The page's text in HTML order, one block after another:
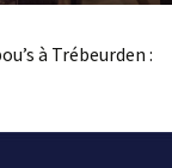
à Trébeurden :